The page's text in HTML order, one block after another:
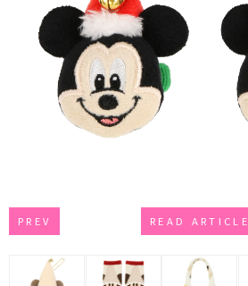
PREV READ ARTICLE